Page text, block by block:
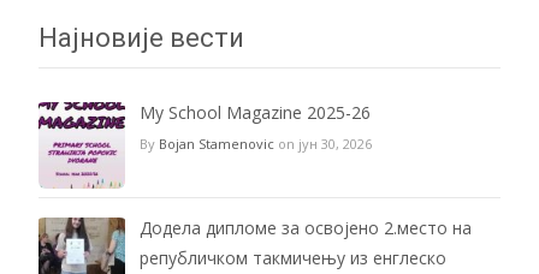
Најновије вести
My School Magazine 2025-26
By Bojan Stamenovic on јун 30, 2026
Додела дипломе за освојено 2.место на
републичком такмичењу из енглеско